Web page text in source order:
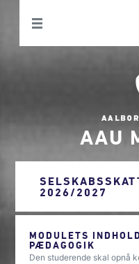
AAU
2026/2027
MODULETS
PÆDAGOGIK
Den studerende skal opnå